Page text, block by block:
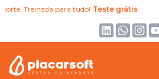
Treinada para tudo! Teste grátis